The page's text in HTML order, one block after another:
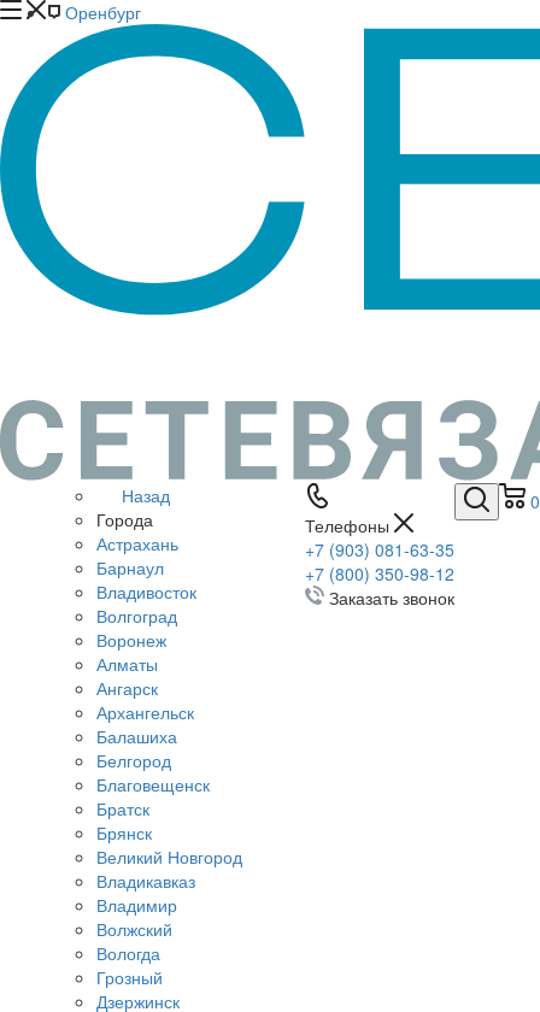
0
Телефоны
+7 (903) 081-63-35
+7 (800) 350-98-12
Заказать звонок
Оренбург
Назад
Города
Астрахань
Барнаул
Владивосток
Волгоград
Воронеж
Алматы
Ангарск
Архангельск
Балашиха
Белгород
Благовещенск
Братск
Брянск
Великий Новгород
Владикавказ
Владимир
Волжский
Вологда
Грозный
Дзержинск